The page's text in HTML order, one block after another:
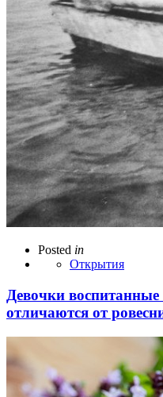
Posted in
Открытия
Девочки
отличаются от